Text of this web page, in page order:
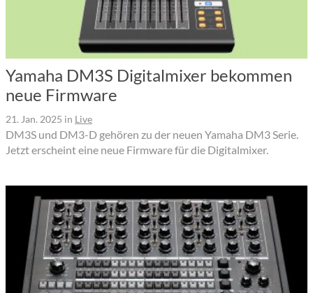
Yamaha DM3S Digitalmixer bekommen
neue Firmware
21. Jan. 2025 in Live
DM3S und DM3-D gehören zu der neuen Yamaha DM3 Serie.
Jetzt erscheint eine neue Firmware für die Digitalmixer.